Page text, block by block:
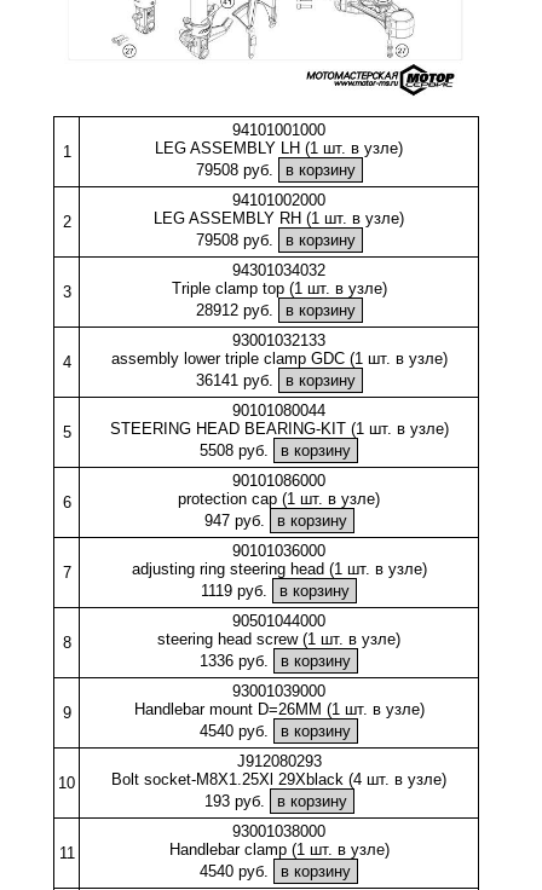
1
94101001000
LEG ASSEMBLY LH (1 шт. в узле)
79508 руб.
2
94101002000
LEG ASSEMBLY RH (1 шт. в узле)
79508 руб.
3
94301034032
Triple clamp top (1 шт. в узле)
28912 руб.
4
93001032133
assembly lower triple clamp GDC (1 шт. в узле)
36141 руб.
5
90101080044
STEERING HEAD BEARING-KIT (1 шт. в узле)
5508 руб.
6
90101086000
protection cap (1 шт. в узле)
947 руб.
7
90101036000
adjusting ring steering head (1 шт. в узле)
1119 руб.
8
90501044000
steering head screw (1 шт. в узле)
1336 руб.
9
93001039000
Handlebar mount D=26MM (1 шт. в узле)
4540 руб.
10
J912080293
Bolt socket-M8X1.25Xl 29Xblack (4 шт. в узле)
193 руб.
11
93001038000
Handlebar clamp (1 шт. в узле)
4540 руб.